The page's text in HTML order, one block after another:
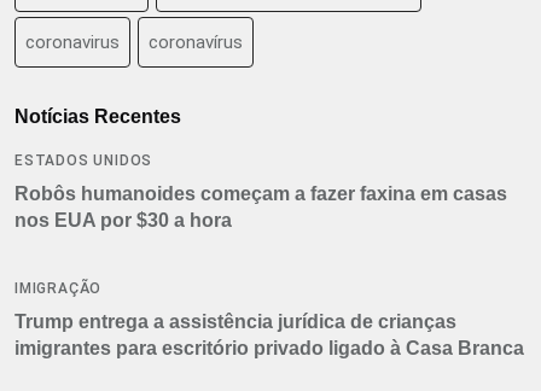
coronavirus coronavírus
Notícias Recentes
ESTADOS UNIDOS
Robôs humanoides começam a fazer faxina em casas
nos EUA por $30 a hora
IMIGRAÇÃO
Trump entrega a assistência jurídica de crianças
imigrantes para escritório privado ligado à Casa Branca